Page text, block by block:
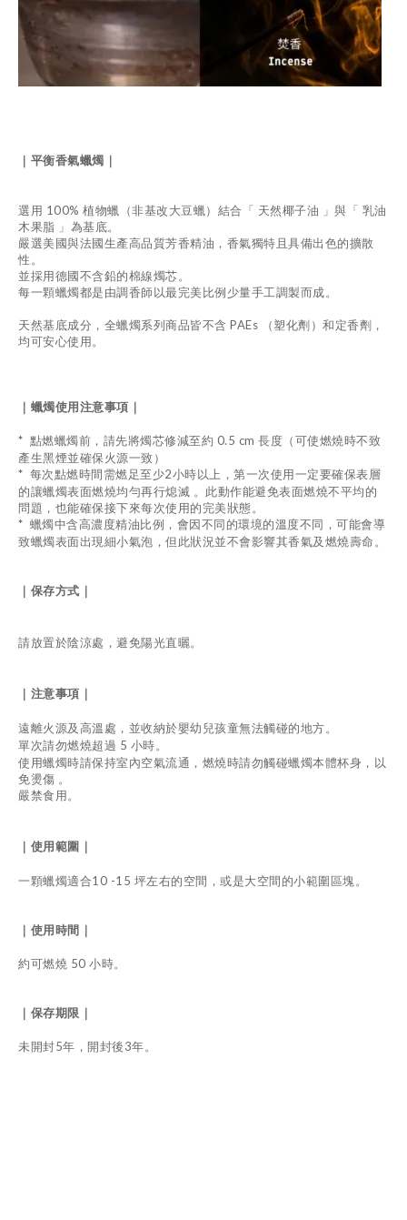
｜平衡香氣蠟燭｜
選用 100% 植物蠟（非基改大豆蠟）結合「 天然椰子油 」與「 乳油
木果脂 」為基底。
嚴選美國與法國生產高品質芳香精油，香氣獨特且具備出色的擴散
性。
並採用德國不含鉛的棉線燭芯。
每一顆蠟燭都是由調香師以最完美比例少量手工調製而成。
天然基底成分，全蠟燭系列商品皆不含 PAEs （塑化劑）和定香劑，
均可安心使用。
｜蠟燭使用注意事項｜
* 點燃蠟燭前 ，請先將燭芯修減至約 0.5 cm 長度（可使燃燒時不致
產生黑煙並確保火源一致）
* 每次點燃時間需燃足至少2小時以上，第一次使用一定要確保表層
的讓蠟燭表面燃燒均勻再行熄滅 。此動作能避免表面燃燒不平均的
問題，也能確保接下來每次使用的完美狀態。
* 蠟燭中含高濃度精油比例，會因不同的環境的溫度不同，可能會導
致蠟燭表面出現細小氣泡，但此狀況並不會影響其香氣及燃燒壽命。
｜保存方式｜
請放置於陰涼處，避免陽光直曬。
｜注意事項｜
遠離火源及高溫處，並收納於嬰幼兒孩童無法觸碰的地方。
單次請勿燃燒超過 5 小時。
使用蠟燭時請保持室內空氣流通，燃燒時請勿觸碰蠟燭本體杯身，以
免燙傷 。
嚴禁食用。
｜使用範圍｜
一顆蠟燭適合10 -15 坪左右的空間，或是大空間的小範圍區塊。
｜使用時間｜
約可燃燒 50 小時。
｜保存期限｜
未開封5年，開封後3年。